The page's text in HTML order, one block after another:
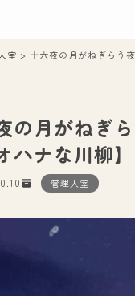
室 > 十六夜の月がねぎらう
の月がねぎ
ハナな川柳】
管理人室